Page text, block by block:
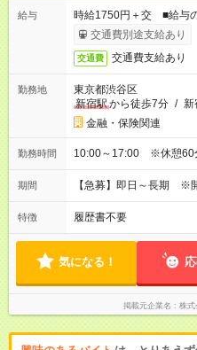
給与
時給1750円＋交 ■給与
交通費別途支給あり
交通費 交通費支給あり
勤務地
東京都渋谷区
新宿駅から徒歩7分 / 新
金融・保険関連
勤務時間 10:00～17:00 ※休憩60
期間 【急募】即日～長期 ※
特徴 履歴書不要
気になる！
掲載元企業名 株式